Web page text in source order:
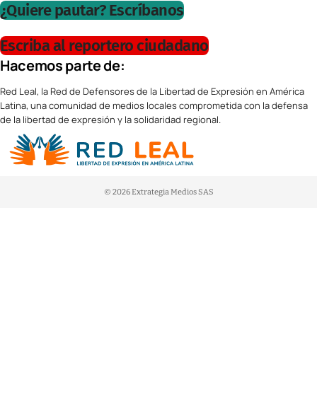
¿Quiere pautar? Escríbanos
Escriba al reportero ciudadano
Hacemos parte de:
Red Leal, la Red de Defensores de la Libertad de Expresión en América
Latina, una comunidad de medios locales comprometida con la defensa
de la libertad de expresión y la solidaridad regional.
© 2026 Extrategia Medios SAS